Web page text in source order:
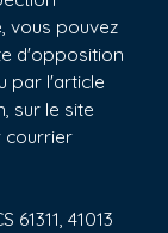
vous pouvez
d'opposition
par l'article
sur le site
courrier
41013